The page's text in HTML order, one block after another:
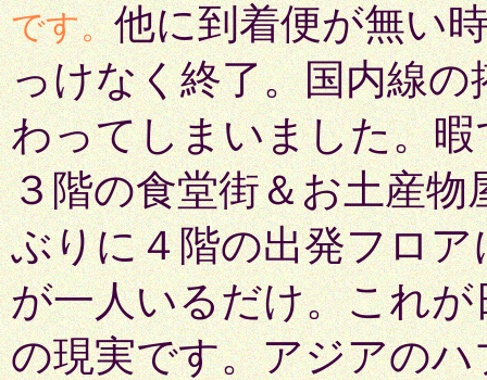
です。他に到着便が無い
っけなく終了。国内線
わってしまいました。
３階の食堂街＆お土産物
ぶりに４階の出発フロ
が一人いるだけ。これ
の現実です。アジアの